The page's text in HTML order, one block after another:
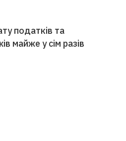
податків та
майже у сім разів